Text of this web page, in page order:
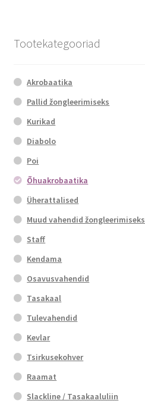
Tootekategooriad
Akrobaatika
Pallid žongleerimiseks
Kurikad
Diabolo
Poi
Õhuakrobaatika
Üherattalised
Muud vahendid žongleerimiseks
Staff
Kendama
Osavusvahendid
Tasakaal
Tulevahendid
Kevlar
Tsirkusekohver
Raamat
Slackline / Tasakaaluliin